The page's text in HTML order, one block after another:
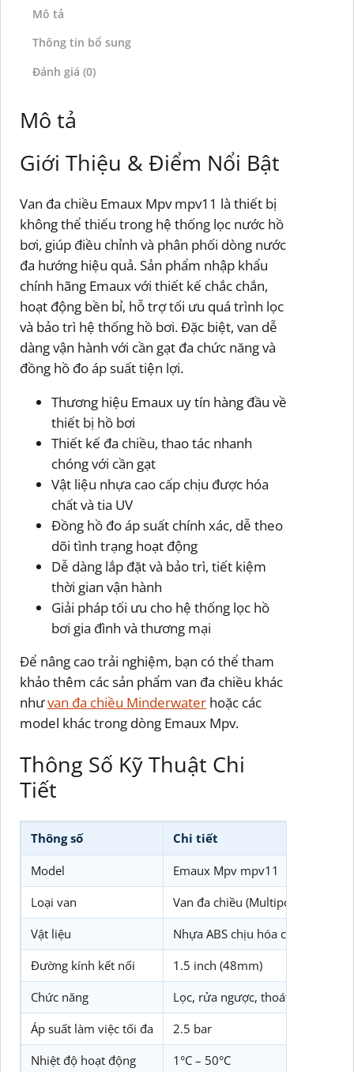
Mô tả
Thông tin bổ sung
Đánh giá (0)
Mô tả
Giới Thiệu & Điểm Nổi Bật
Van đa chiều Emaux Mpv mpv11 là thiết bị
không thể thiếu trong hệ thống lọc nước hồ
bơi, giúp điều chỉnh và phân phối dòng nước
đa hướng hiệu quả. Sản phẩm nhập khẩu
chính hãng Emaux với thiết kế chắc chắn,
hoạt động bền bỉ, hỗ trợ tối ưu quá trình lọc
và bảo trì hệ thống hồ bơi. Đặc biệt, van dễ
dàng vận hành với cần gạt đa chức năng và
đồng hồ đo áp suất tiện lợi.
Thương hiệu Emaux uy tín hàng đầu về
thiết bị hồ bơi
Thiết kế đa chiều, thao tác nhanh
chóng với cần gạt
Vật liệu nhựa cao cấp chịu được hóa
chất và tia UV
Đồng hồ đo áp suất chính xác, dễ theo
dõi tình trạng hoạt động
Dễ dàng lắp đặt và bảo trì, tiết kiệm
thời gian vận hành
Giải pháp tối ưu cho hệ thống lọc hồ
bơi gia đình và thương mại
Để nâng cao trải nghiệm, bạn có thể tham
khảo thêm các sản phẩm van đa chiều khác
nhưvan đa chiều Minderwater hoặc các
model khác trong dòng Emaux Mpv.
Thông Số Kỹ Thuật Chi
Tiết
Thông số Chi tiết
Model Emaux Mpv mpv11
Loại van Van đa chiều (Multiport Valve)
Vật liệu Nhựa ABS chịu hóa chất
Đường kính kết nối 1.5 inch (48mm)
Chức năng Lọc, rửa ngược, thoát nước,
Áp suất làm việc tối đa 2.5 bar
Nhiệt độ hoạt động 1°C – 50°C